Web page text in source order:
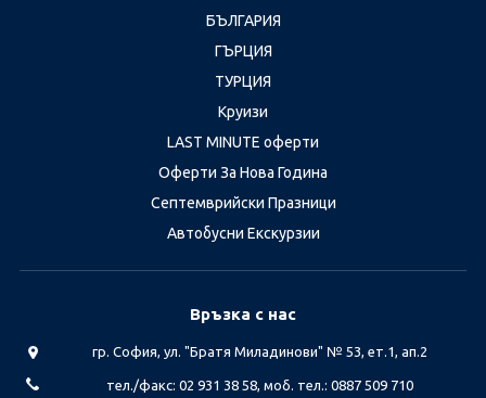
БЪЛГАРИЯ
ГЪРЦИЯ
ТУРЦИЯ
Круизи
LAST MINUTE оферти
Оферти За Нова Година
Септемврийски Празници
Автобусни Екскурзии
Връзка с нас
гр. София, ул. "Братя Миладинови" № 53, ет.1, ап.2
тел./факс: 02 931 38 58, моб. тел.: 0887 509 710